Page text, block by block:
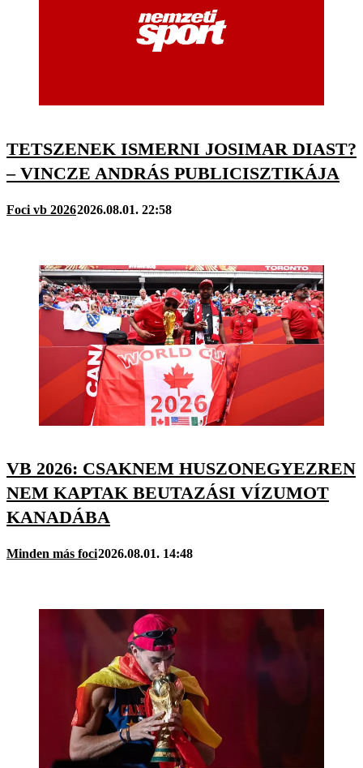
TETSZENEK ISMERNI JOSIMAR DIAST?
– VINCZE ANDRÁS PUBLICISZTIKÁJA
Foci vb 20262026.08.01. 22:58
VB 2026: CSAKNEM HUSZONEGYEZREN
NEM KAPTAK BEUTAZÁSI VÍZUMOT
KANADÁBA
Minden más foci2026.08.01. 14:48